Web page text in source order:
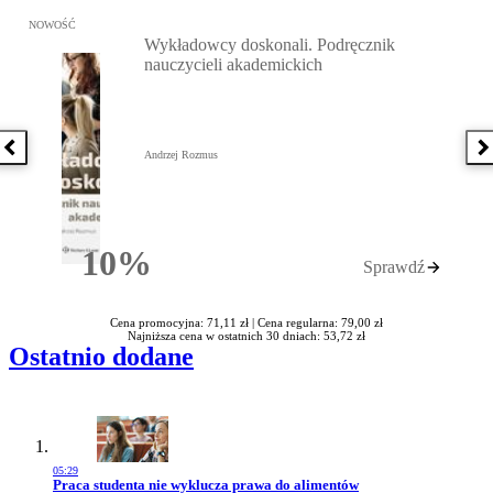
Poprzednia książka
Przejdź do: Wykładowcy doskonali. Podręcznik nauczycieli
NOWOŚĆ
10%Rabatu
Wykładowcy doskonali. Podręcznik
nauczycieli akademickich
Andrzej Rozmus
Sprawdź
Cena promocyjna: 71,11 zł | Cena regularna: 79,00 zł
Najniższa cena w ostatnich 30 dniach: 53,72 zł
Ostatnio dodane
05:29
Przejdź do artykułu:
Praca studenta nie wyklucza prawa do alimentów